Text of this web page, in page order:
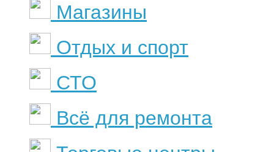
Магазины
Отдых и спорт
СТО
Всё для ремонта